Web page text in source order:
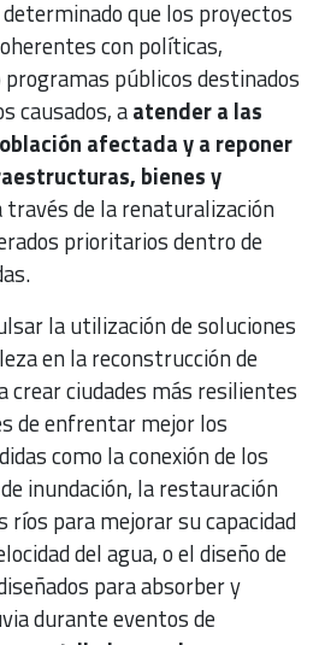
que los proyectos
con políticas,
públicos destinados
causados, aatender a las
afectada y a reponer
bienes y
través de la renaturalización
prioritarios dentro de
la utilización de soluciones
en la reconstrucción de
crear ciudades más resilientes
de enfrentar mejor los
como la conexión de los
inundación, la restauración
ríos para mejorar su capacidad
del agua, o el diseño de
para absorber y
durante eventos de